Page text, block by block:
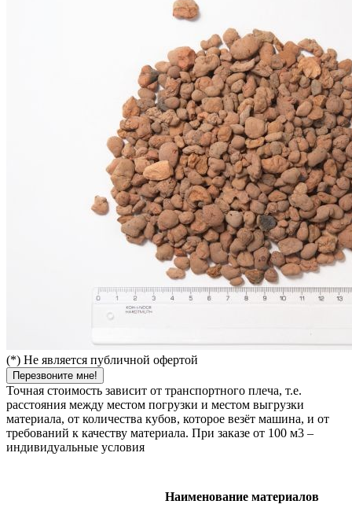
(*) Не является публичной офертой
Перезвоните мне!
Точная стоимость зависит от транспортного плеча, т.е.
расстояния между местом погрузки и местом выгрузки
материала, от количества кубов, которое везёт машина, и от
требований к качеству материала. При заказе от 100 м3 –
индивидуальные условия
Наименование материалов